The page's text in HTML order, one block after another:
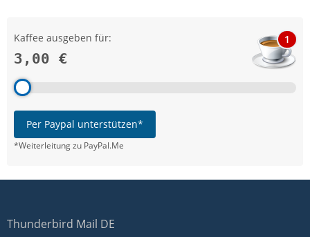
Kaffee ausgeben für:
3,00 €
1
Per Paypal unterstützen*
*Weiterleitung zu PayPal.Me
Thunderbird Mail DE